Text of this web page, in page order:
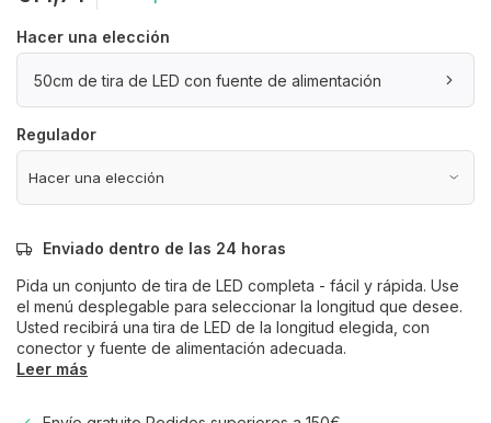
Hacer una elección
50cm de tira de LED con fuente de alimentación
Regulador
Enviado dentro de las 24 horas
Pida un conjunto de tira de LED completa - fácil y rápida. Use
el menú desplegable para seleccionar la longitud que desee.
Usted recibirá una tira de LED de la longitud elegida, con
conector y fuente de alimentación adecuada.
Leer más